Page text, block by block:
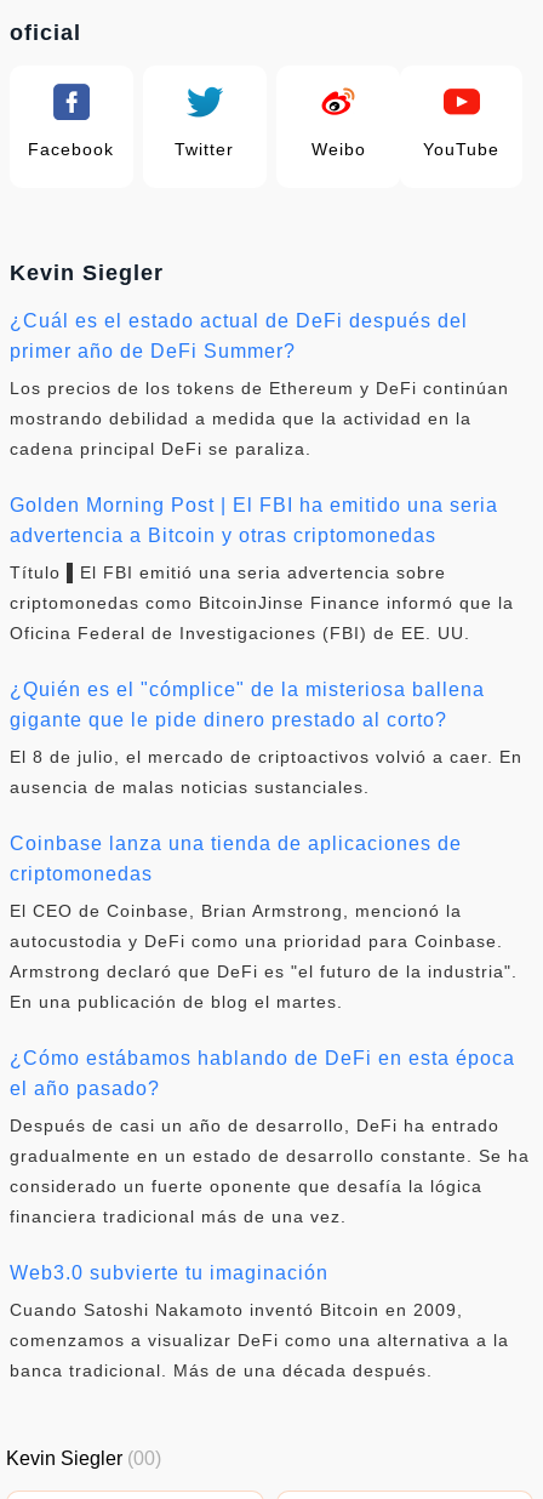
oficial
Facebook Twitter Weibo YouTube
Kevin Siegler
¿Cuál es el estado actual de DeFi después del
primer año de DeFi Summer?
Los precios de los tokens de Ethereum y DeFi continúan
mostrando debilidad a medida que la actividad en la
cadena principal DeFi se paraliza.
Golden Morning Post | El FBI ha emitido una seria
advertencia a Bitcoin y otras criptomonedas
Título ▌El FBI emitió una seria advertencia sobre
criptomonedas como BitcoinJinse Finance informó que la
Oficina Federal de Investigaciones (FBI) de EE. UU.
¿Quién es el "cómplice" de la misteriosa ballena
gigante que le pide dinero prestado al corto?
El 8 de julio, el mercado de criptoactivos volvió a caer. En
ausencia de malas noticias sustanciales.
Coinbase lanza una tienda de aplicaciones de
criptomonedas
El CEO de Coinbase, Brian Armstrong, mencionó la
autocustodia y DeFi como una prioridad para Coinbase.
Armstrong declaró que DeFi es "el futuro de la industria".
En una publicación de blog el martes.
¿Cómo estábamos hablando de DeFi en esta época
el año pasado?
Después de casi un año de desarrollo, DeFi ha entrado
gradualmente en un estado de desarrollo constante. Se ha
considerado un fuerte oponente que desafía la lógica
financiera tradicional más de una vez.
Web3.0 subvierte tu imaginación
Cuando Satoshi Nakamoto inventó Bitcoin en 2009,
comenzamos a visualizar DeFi como una alternativa a la
banca tradicional. Más de una década después.
Kevin Siegler (00)